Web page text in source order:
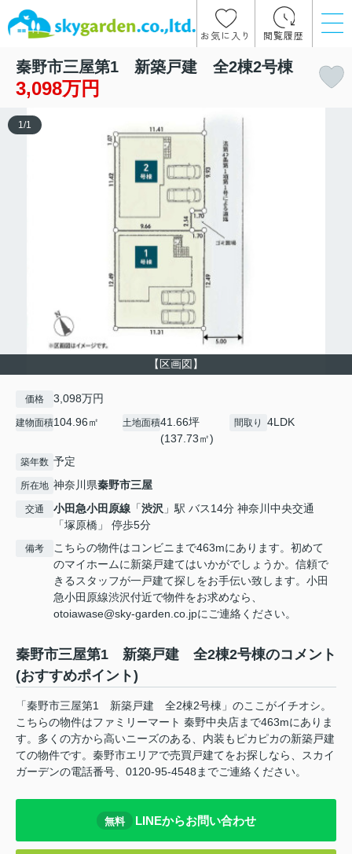
お気に入り 閲覧履歴
秦野市三屋第1 新築戸建 全2棟2号棟
3,098万円
【区画図】
1 /1
価格 3,098万円
建物面積104.96㎡ 土地面積41.66坪
(137.73㎡)
間取り 4LDK
築年数 予定
所在地 神奈川県秦野市三屋
交通 小田急小田原線 「渋沢 」駅 バス14分 神奈川中央交通
「塚原橋」 停歩5分
備考
こちらの物件はコンビニまで463mにあります。初めて
のマイホームに新築戸建てはいかがでしょうか。信頼で
きるスタッフが一戸建て探しをお手伝い致します。小田
急小田原線渋沢付近で物件をお求めなら、
otoiawase@sky-garden.co.jpにご連絡ください。
秦野市三屋第1 新築戸建 全2棟2号棟のコメント
(おすすめポイント)
「秦野市三屋第1 新築戸建 全2棟2号棟」のここがイチオシ。
こちらの物件はファミリーマート 秦野中央店まで463mにありま
す。多くの方から高いニーズのある、内装もピカピカの新築戸建
ての物件です。秦野市エリアで売買戸建てをお探しなら、スカイ
ガーデンの電話番号、0120-95-4548までご連絡ください。
無料 LINEからお問い合わせ